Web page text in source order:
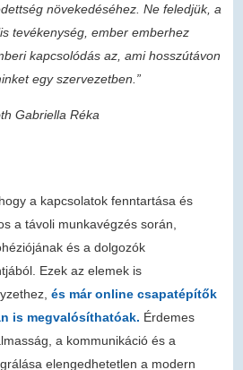
növekedéséhez. Ne feledjük, a
tevékenység, ember emberhez
kapcsolódás az, ami hosszútávon
egy szervezetben.”
Gabriella Réka
a kapcsolatok fenntartása és
a távoli munkavégzés során,
és a dolgozók
Ezek az elemek is
és már online csapatépítők
is megvalósíthatóak. Érdemes
a kommunikáció és a
elengedhetetlen a modern